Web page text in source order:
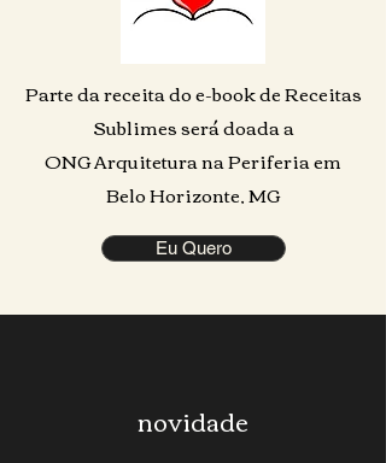
Parte da receita do e-book de Receitas
Sublimes será doada a
ONGArquitetura na Periferia em
Belo Horizonte, MG
Eu Quero
novidade